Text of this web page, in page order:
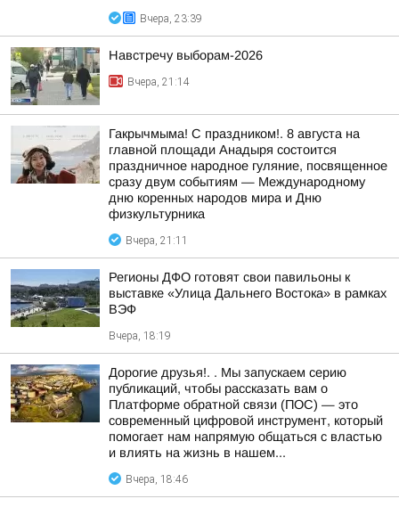
Вчера, 23:39
Навстречу выборам-2026
Вчера, 21:14
Гакрычмыма! С праздником!. 8 августа на
главной площади Анадыря состоится
праздничное народное гуляние, посвященное
сразу двум событиям — Международному
дню коренных народов мира и Дню
физкультурника
Вчера, 21:11
Регионы ДФО готовят свои павильоны к
выставке «Улица Дальнего Востока» в рамках
ВЭФ
Вчера, 18:19
Дорогие друзья!. . Мы запускаем серию
публикаций, чтобы рассказать вам о
Платформе обратной связи (ПОС) — это
современный цифровой инструмент, который
помогает нам напрямую общаться с властью
и влиять на жизнь в нашем...
Вчера, 18:46